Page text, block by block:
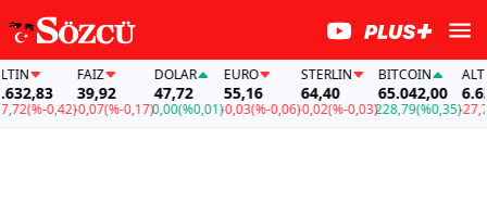
(%-0,42)
FAİZ
39,92
-0,07(%-0,17)
DOLAR
47,72
0,00(%0,01)
EURO
55,16
-0,03(%-0,06)
STERLIN
64,40
-0,02(%-0,03)
BITCOIN
65.042,00
228,79(%0,35)
ALTIN
-27,72